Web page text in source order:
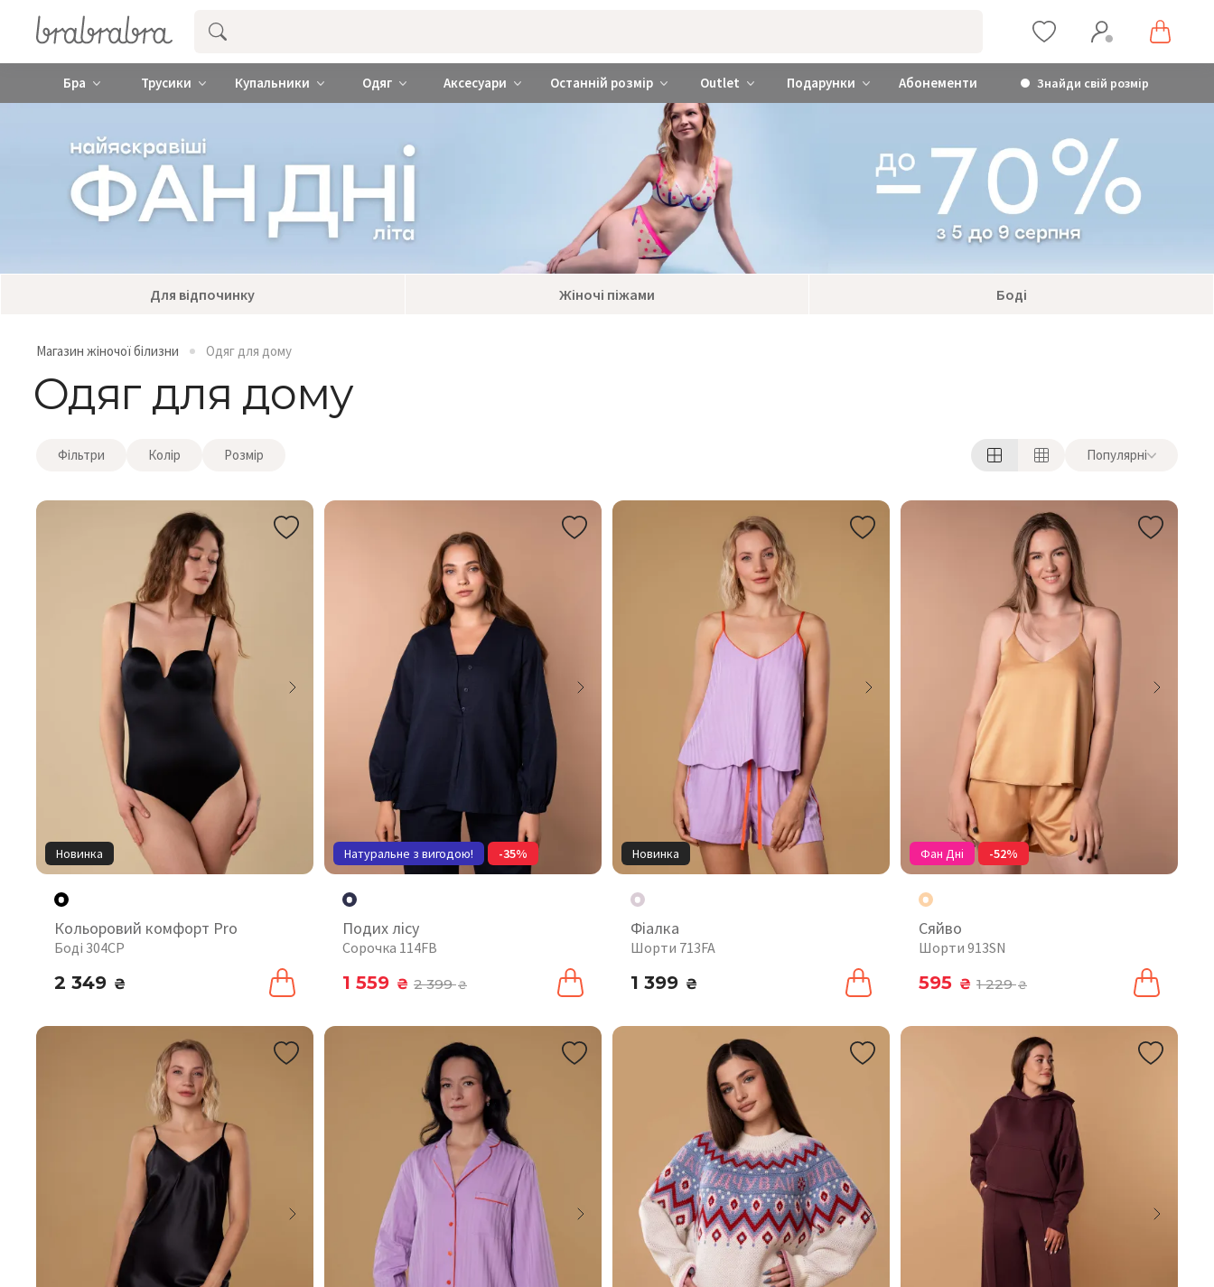
Купити нижню жіночу білизну ❤️ brabrabra ❤️ Київ та Україна
Бра Трусики Купальники Одяг Аксесуари Останній розмір Outlet Подарунки Абонементи Знайди свій розмір
Для відпочинку Жіночі піжами Боді
Магазин жіночої білизни Одяг для дому
Одяг для дому
Фільтри Колір Розмір Популярні
Новинка
Кольоровий комфорт Pro
Боді 304CP
2 349 ₴
Натуральне з вигодою! -35%
Подих лісу
Сорочка 114FB
1 559 ₴ 2 399₴
Новинка
Фіалка
Шорти 713FA
1 399 ₴
Фан Дні -52%
Сяйво
Шорти 913SN
595 ₴ 1 229₴